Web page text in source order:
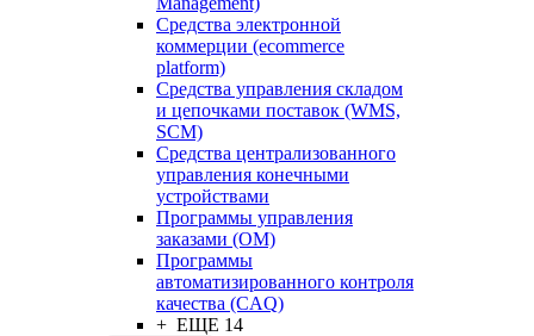
Средства электронной
коммерции (ecommerce
platform)
Средства управления складом
и цепочками поставок (WMS,
SCM)
Средства централизованного
управления конечными
устройствами
Программы управления
заказами (OM)
Программы
автоматизированного контроля
качества (CAQ)
+ ЕЩЕ 14